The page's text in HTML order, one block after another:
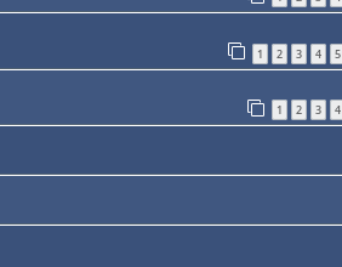
1 2 3 4 5
1 2 3 4